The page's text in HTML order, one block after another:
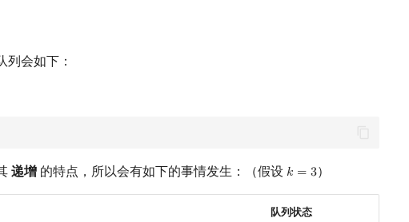
列会如下：
递增 的特点，所以会有如下的事情发生：（假设 𝑘 = 3
k =3 ）
队列状态